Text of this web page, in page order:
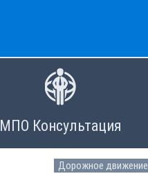
МПО Консультация
Дорожное движение